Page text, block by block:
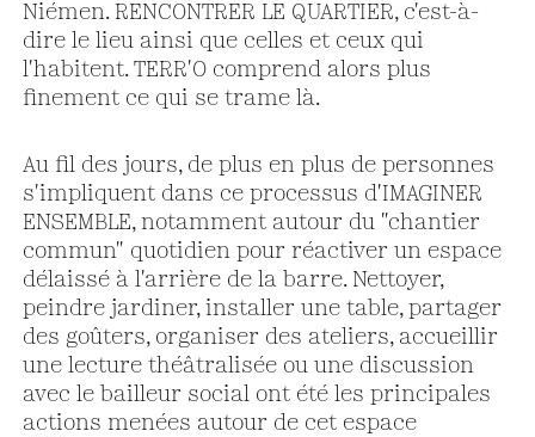
Niémen. RENCONTRER LE QUARTIER, c'est-à-
dire le lieu ainsi que celles et ceux qui
l'habitent. TERR'O comprend alors plus
finement ce qui se trame là.
Au fil des jours, de plus en plus de personnes
s'impliquent dans ce processus d'IMAGINER
ENSEMBLE, notamment autour du "chantier
commun" quotidien pour réactiver un espace
délaissé à l'arrière de la barre. Nettoyer,
peindre jardiner, installer une table, partager
des goûters, organiser des ateliers, accueillir
une lecture théâtralisée ou une discussion
avec le bailleur social ont été les principales
actions menées autour de cet espace